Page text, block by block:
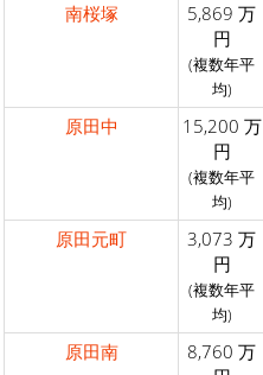
南桜塚
5,869 万
円
(複数年平
均)
原田中
15,200 万
円
(複数年平
均)
原田元町
3,073 万
円
(複数年平
均)
原田南
8,760 万